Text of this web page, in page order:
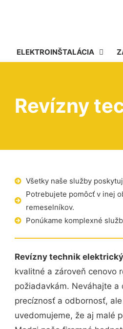
ELEKTROINŠTALÁCIA
Revízny
Všetky naše služby
Potrebujete pomôcť v inej
remeselníkov.
Ponúkame komplexné
Revízny technik
kvalitné a zároveň cenovo
požiadavkám. Neváhajte
precíznosť a odbornosť,
uvedomujeme, že aj malé